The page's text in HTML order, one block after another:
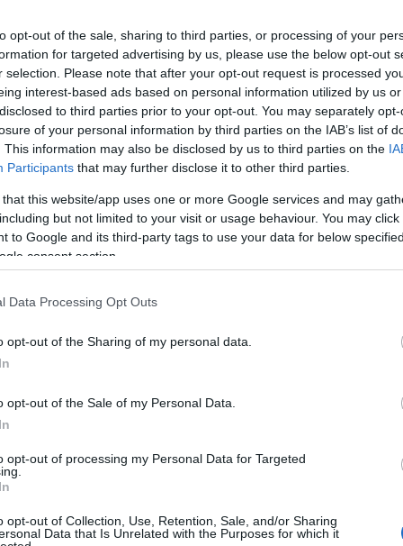
opt-out of the sale, sharing to third parties, or processing of your
for targeted advertising by us, please use the below opt-out
selection. Please note that after your opt-out request is processed
interest-based ads based on personal information utilized by us
to third parties prior to your opt-out. You may separately
of your personal information by third parties on the IAB’s list of
This information may also be disclosed by us to third parties on the
Participants that may further disclose it to other third parties.
that this website/app uses one or more Google services and may
but not limited to your visit or usage behaviour. You may
to Google and its third-party tags to use your data for below
consent section.
Data Processing Opt Outs
opt-out of the Sharing of my personal data.
opt-out of the Sale of my Personal Data.
opt-out of processing my Personal Data for Targeted
opt-out of Collection, Use, Retention, Sale, and/or Sharing
Data that Is Unrelated with the Purposes for which it
Az eredeti címe A jó pásztor volt. C.S. Forester jegyzi, és
tengeralattjárókkal teli vizeken. A filmen a kapitány
volt, és meglepően sok csatával háborús film lett.
film is The other site
Awad
A